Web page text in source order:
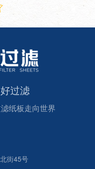
过滤
纸板走向世界
街45号